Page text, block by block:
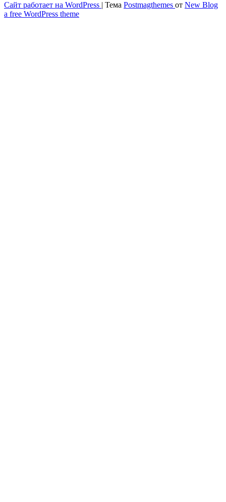
Весёлый и здоровый образ жизни
Сайт работает на WordPress | Тема Postmagthemes от New Blog
a free WordPress theme